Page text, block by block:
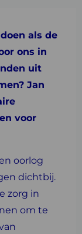
als de
ons in
uit
Jan
voor
oorlog
dichtbij.
zorg in
om te